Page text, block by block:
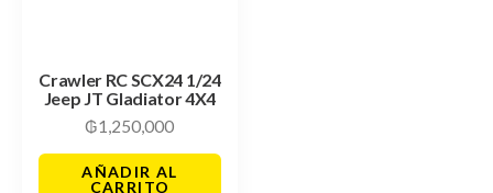
Crawler RC SCX24 1/24
Jeep JT Gladiator 4X4
₲1,250,000
AÑADIR AL
CARRITO